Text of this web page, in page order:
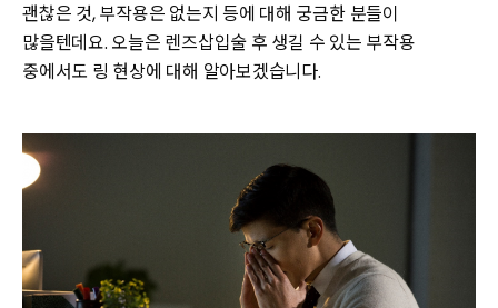
괜찮은 것, 부작용은 없는지 등에 대해 궁금한 분들이
많을텐데요. 오늘은 렌즈삽입술 후 생길 수 있는 부작용
중에서도 링 현상에 대해 알아보겠습니다.